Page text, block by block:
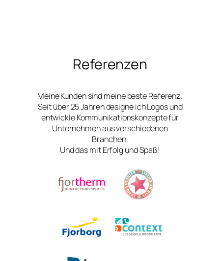
Referenzen
Meine Kunden sind meine beste Referenz.
Seit über 25 Jahren designe ich Logos und
entwickle Kommunikationskonzepte für
Unternehmen aus verschiedenen
Branchen.
Und das mit Erfolg und Spaß!